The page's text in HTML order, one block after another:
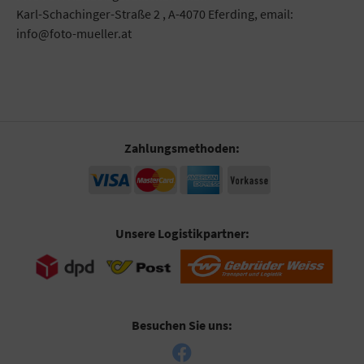
Karl-Schachinger-Straße 2 , A-4070 Eferding, email:
info@foto-mueller.at
Zahlungsmethoden:
Unsere Logistikpartner:
Besuchen Sie uns: